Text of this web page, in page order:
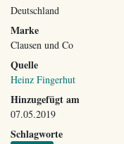
Deutschland
Marke
Clausen und Co
Quelle
Heinz Fingerhut
Hinzugefügt am
07.05.2019
Schlagworte